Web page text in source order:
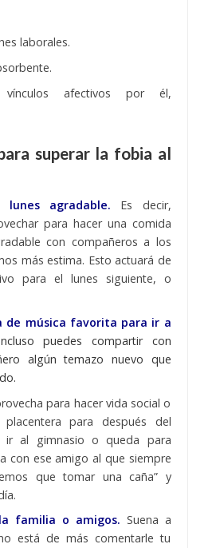
laborales.
afectivos por él,
superar la fobia al
lunes agradable. Es decir,
para hacer una comida
con compañeros a los
más estima. Esto actuará de
para el lunes siguiente, o
de música favorita para ir a
puedes compartir con
algún temazo nuevo que
para hacer vida social o
placentera para después del
ir al gimnasio o queda para
con ese amigo al que siempre
que tomar una caña” y
familia o amigos. Suena a
está de más comentarle tu